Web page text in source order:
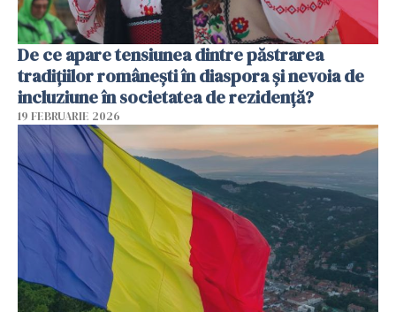
De ce apare tensiunea dintre păstrarea
tradițiilor românești în diaspora și nevoia de
incluziune în societatea de rezidență?
19 FEBRUARIE 2026